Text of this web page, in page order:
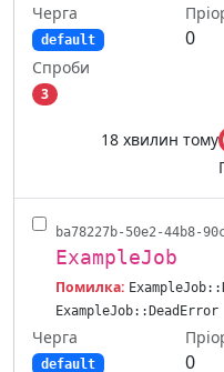
Черга
default 0
Спроби
3
18 хвилин тому
ba78227b-50e2-44b8-
ExampleJob
Помилка:
ExampleJob::DeadError
Черга
default 0